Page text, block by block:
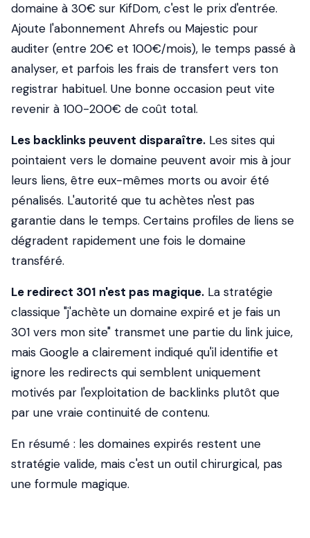
domaine à 30€ sur KifDom, c'est le prix d'entrée.
Ajoute l'abonnement Ahrefs ou Majestic pour
auditer (entre 20€ et 100€/mois), le temps passé à
analyser, et parfois les frais de transfert vers ton
registrar habituel. Une bonne occasion peut vite
revenir à 100-200€ de coût total.
Les backlinks peuvent disparaître. Les sites qui
pointaient vers le domaine peuvent avoir mis à jour
leurs liens, être eux-mêmes morts ou avoir été
pénalisés. L'autorité que tu achètes n'est pas
garantie dans le temps. Certains profiles de liens se
dégradent rapidement une fois le domaine
transféré.
Le redirect 301 n'est pas magique. La stratégie
classique "j'achète un domaine expiré et je fais un
301 vers mon site" transmet une partie du link juice,
mais Google a clairement indiqué qu'il identifie et
ignore les redirects qui semblent uniquement
motivés par l'exploitation de backlinks plutôt que
par une vraie continuité de contenu.
En résumé : les domaines expirés restent une
stratégie valide, mais c'est un outil chirurgical, pas
une formule magique.